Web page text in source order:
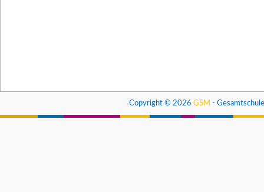
Copyright © 2026GSM -